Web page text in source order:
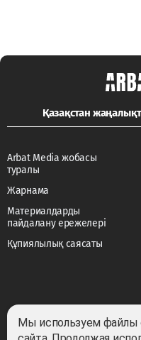
Қазақстан
Arbat Media жобасы
туралы
Жарнама
Материалдарды
пайдалану ережелері
Құпиялылық саясаты
Мы используем файлы